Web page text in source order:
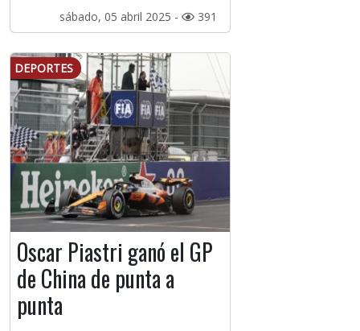
sábado, 05 abril 2025 - 391
DEPORTES
Oscar Piastri ganó el GP
de China de punta a
punta